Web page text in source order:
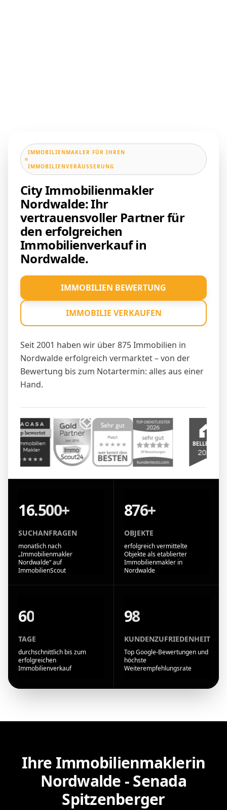
IMMOBILIENMAKLER FÜR IHREN
IMMOBILIENVERÄUSSERUNG
City Immobilienmakler
Nordwalde: Ihr
vertrauensvoller Partner für
den erfolgreichen
Immobilienverkauf in
Nordwalde.
Seit 2001 haben wir über 875 Immobilien in
Nordwalde erfolgreich vermarktet – von der
Bewertung bis zum Notartermin: alles aus einer
Hand.
IMMOBILIEN BEWERTUNG
IMMOBILIE VERKAUFEN
16.500+
SUCHANFRAGEN
monatlich nach
„Immobilienmakler
Nordwalde“ auf
ImmobilienScout
876+
OBJEKTE
erfolgreich vermittelte
Objekte als etablierter
Immobilienmakler in
Nordwalde
60
TAGE
durchschnittlich bis zum
erfolgreichen
Immobilienverkauf
98
KUNDENZUFRIEDENHEIT
Top Google-Bewertungen und
höchste
Weiterempfehlungsrate
Ihre Immobilienmaklerin
Nordwalde - Senada
Spitzenberger